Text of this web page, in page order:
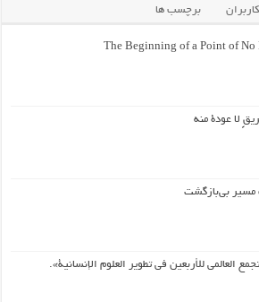
برچسب ها
The Beginning of a Point of No
لا عودة منه
مسیر بی‌بازگشت
العالمي للأربعين في تطوير العلوم الإنسانية».